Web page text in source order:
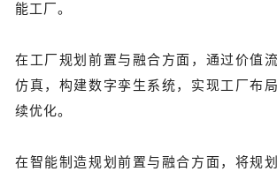
能工厂。
在工厂规划前置与融合方面，通过价值
仿真，构建数字孪生系统，实现工厂布
续优化。
在智能制造规划前置与融合方面，将规